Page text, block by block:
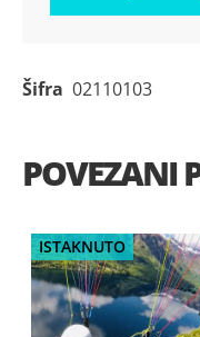
Šifra 02110103
POVEZANI
ISTAKNUTO